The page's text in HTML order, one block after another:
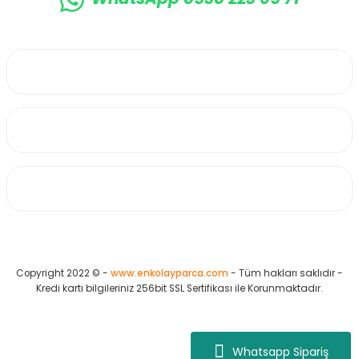
Whatsapp Sipariş
Copyright 2022 © - www.enkolayparca.com - Tüm hakları saklıdır -
Kredi kartı bilgileriniz 256bit SSL Sertifikası ile Korunmaktadır.